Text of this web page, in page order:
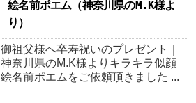
絵名前ポエム（神奈川県のM.K様よ
り）
御祖父様へ卒寿祝いのプレゼント｜
神奈川県のM.K様よりキラキラ似顔
絵名前ポエムをご依頼頂きました ...